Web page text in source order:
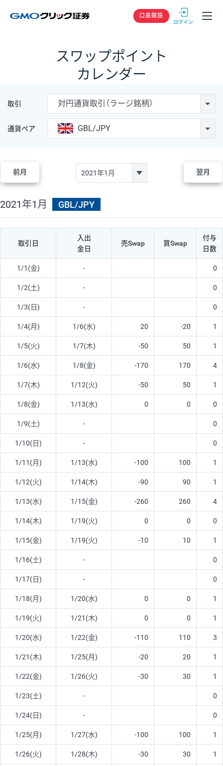
GMOクリック
口座開設
スワップポイント
カレンダー
取引 対円通貨取引（ラージ銘柄）
通貨ペア GBL/JPY
前月 翌月
2021年1月 GBL/JPY
取引日
入出
金日
売Swap 買Swap
付与
日数
1/1(金) - 0
1/2(土) - 0
1/3(日) - 0
1/4(月) 1/6(水) 20 -20 1
1/5(火) 1/7(木) -50 50 1
1/6(水) 1/8(金) -170 170 4
1/7(木) 1/12(火) -50 50 1
1/8(金) 1/13(水) 0 0 0
1/9(土) - 0
1/10(日) - 0
1/11(月) 1/13(水) -100 100 1
1/12(火) 1/14(木) -90 90 1
1/13(水) 1/15(金) -260 260 4
1/14(木) 1/19(火) 0 0 0
1/15(金) 1/19(火) -10 10 1
1/16(土) - 0
1/17(日) - 0
1/18(月) 1/20(水) 0 0 1
1/19(火) 1/21(木) 0 0 1
1/20(水) 1/22(金) -110 110 3
1/21(木) 1/25(月) -20 20 1
1/22(金) 1/26(火) -30 30 1
1/23(土) - 0
1/24(日) - 0
1/25(月) 1/27(水) -100 100 1
1/26(火) 1/28(木) -30 30 1